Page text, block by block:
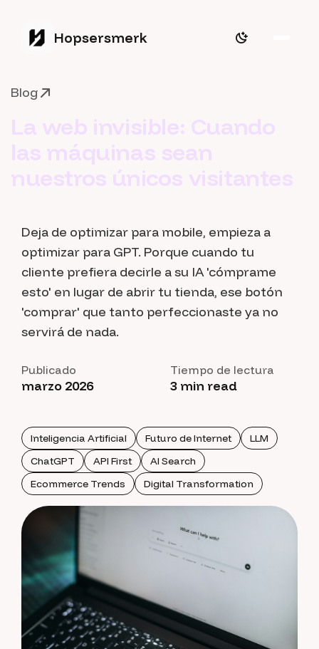
Hopsersmerk
Blog
La web invisible: Cuando
las máquinas sean
nuestros únicos visitantes
Deja de optimizar para mobile, empieza a
optimizar para GPT. Porque cuando tu
cliente prefiera decirle a su IA 'cómprame
esto' en lugar de abrir tu tienda, ese botón
'comprar' que tanto perfeccionaste ya no
servirá de nada.
Publicado
marzo 2026
Tiempo de lectura
3 min read
Inteligencia Artificial Futuro de Internet
LLM
ChatGPT
API First
AI Search
Ecommerce Trends
Digital Transformation